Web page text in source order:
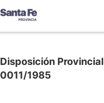
Disposición Provincial
0011/1985